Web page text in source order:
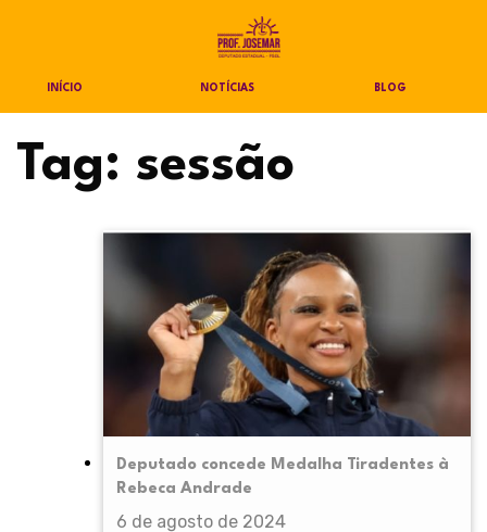
INÍCIO NOTÍCIAS BLOG
Tag: sessão
Deputado concede Medalha Tiradentes à
Rebeca Andrade
6 de agosto de 2024